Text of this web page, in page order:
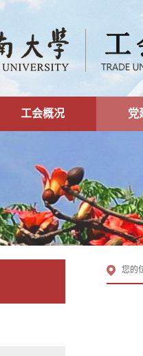
工会概况 党
您的